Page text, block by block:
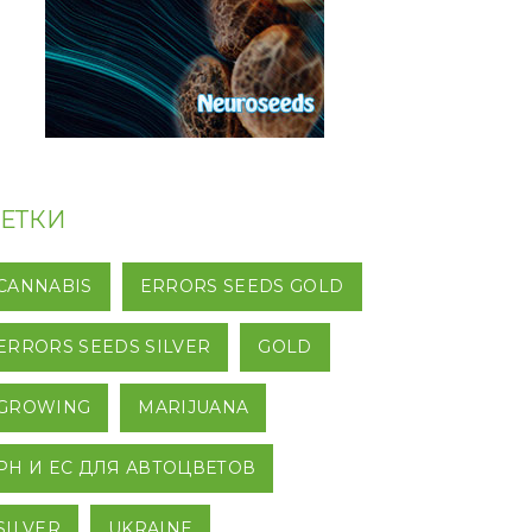
ERRORS SEEDS GOLD
SEEDS SILVER GOLD
MARIJUANA
И EC ДЛЯ АВТОЦВЕТОВ